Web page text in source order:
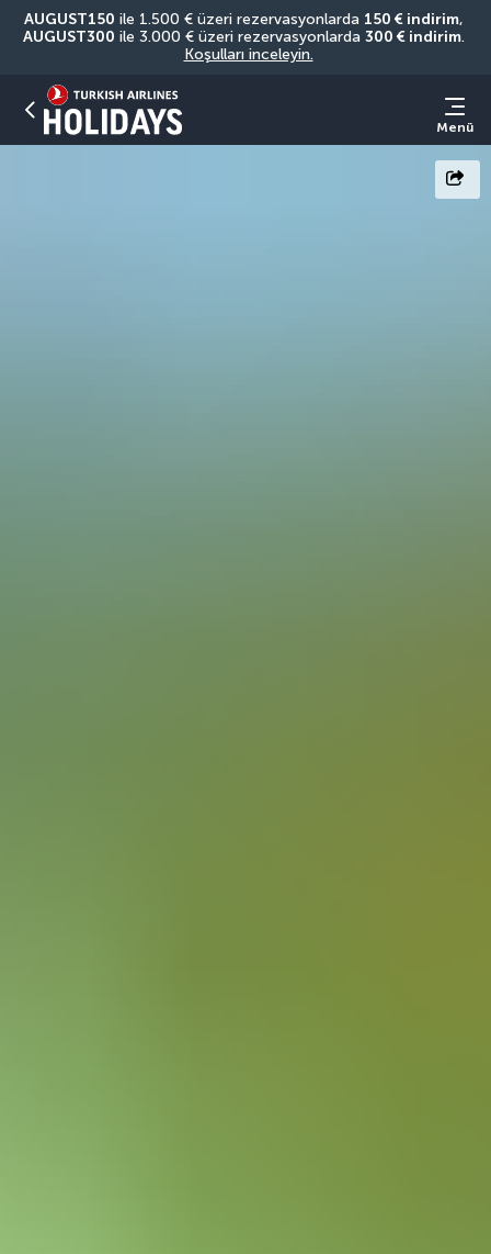
AUGUST150 ile 1.500 € üzeri rezervasyonlarda 150 € indirim
AUGUST300 ile 3.000 € üzeri rezervasyonlarda 300 € indirim
Koşulları inceleyin.
Menü